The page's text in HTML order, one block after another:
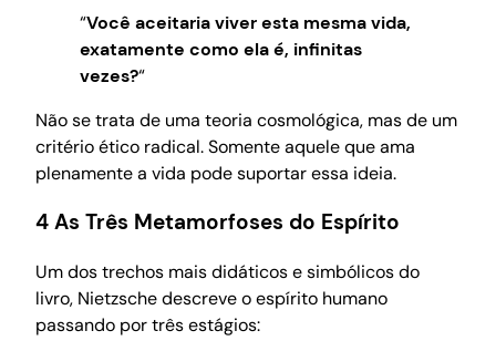
“Você aceitaria viver esta mesma vida,
exatamente como ela é, infinitas
vezes?“
Não se trata de uma teoria cosmológica, mas de um
critério ético radical. Somente aquele que ama
plenamente a vida pode suportar essa ideia.
4 As Três Metamorfoses do Espírito
Um dos trechos mais didáticos e simbólicos do
livro, Nietzsche descreve o espírito humano
passando por três estágios: